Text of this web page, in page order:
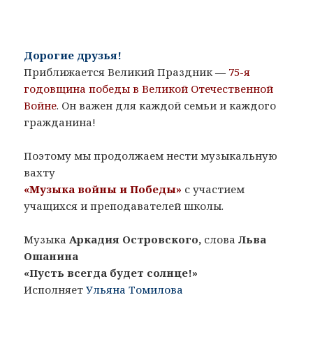
Дорогие друзья!
Приближается Великий Праздник — 75-я
годовщина победы в Великой Отечественной
Войне. Он важен для каждой семьи и каждого
гражданина!
Поэтому мы продолжаем нести музыкальную
вахту
«Музыка войны и Победы» с участием
учащихся и преподавателей школы.
Музыка Аркадия Островского, словаЛьва
Ошанина
«Пусть всегда будет солнце!»
ИсполняетУльяна Томилова